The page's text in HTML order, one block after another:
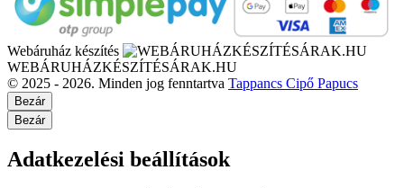
Webáruház készítés
WEBÁRUHÁZKÉSZÍTÉSÁRAK.HU
© 2025 - 2026. Minden jog fenntartva Tappancs Cipő Papucs
Bezár
Bezár
Adatkezelési beállítások